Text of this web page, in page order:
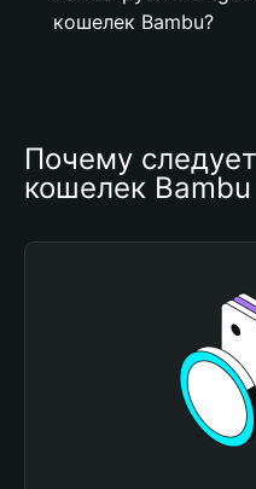
кошелек Bambu?
Почему
кошелек Bambu